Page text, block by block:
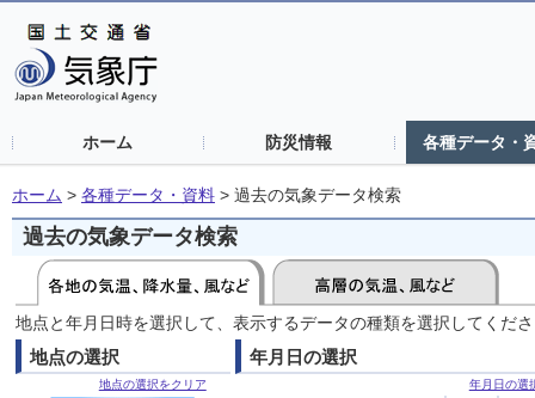
ホーム 防災情報 各種データ・
ホーム > 各種データ・資料 > 過去の気象データ検索
過去の気象データ検索
地点と年月日時を選択して、表示するデータの種類を選択してくだ
地点の選択
地点の選択をクリア
年月日の選択
年月日の選